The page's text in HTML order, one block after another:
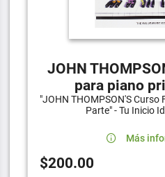
JOHN
para piano
"JOHN THOMPSON'S
Parte" - Tu Inicio
Más
$200.00